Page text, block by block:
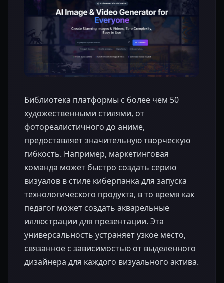
Библиотека платформы с более чем 50
художественными стилями, от
фотореалистичного до аниме,
предоставляет значительную творческую
гибкость. Например, маркетинговая
команда может быстро создать серию
визуалов в стиле киберпанка для запуска
технологического продукта, в то время как
педагог может создать акварельные
иллюстрации для презентации. Эта
универсальность устраняет узкое место,
связанное с зависимостью от выделенного
дизайнера для каждого визуального актива.